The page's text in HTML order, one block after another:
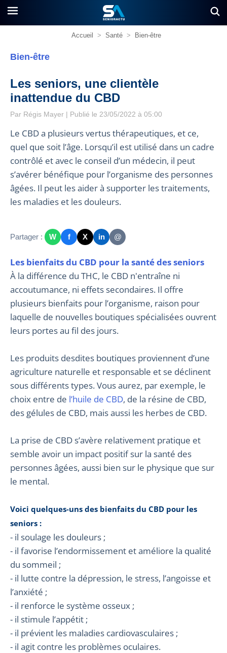
Accueil > Santé > Bien-être
Bien-être
Les seniors, une clientèle
inattendue du CBD
Par Régis Mayer | Publié le 23/05/2022 à 05:00
Le CBD a plusieurs vertus thérapeutiques, et ce,
quel que soit l’âge. Lorsqu’il est utilisé dans un cadre
contrôlé et avec le conseil d’un médecin, il peut
s’avérer bénéfique pour l’organisme des personnes
âgées. Il peut les aider à supporter les traitements,
les maladies et les douleurs.
Partager : W f X in @
Les bienfaits du CBD pour la santé des seniors
À la différence du THC, le CBD n'entraîne ni
accoutumance, ni effets secondaires. Il offre
plusieurs bienfaits pour l’organisme, raison pour
laquelle de nouvelles boutiques spécialisées ouvrent
leurs portes au fil des jours.
Les produits desdites boutiques proviennent d’une
agriculture naturelle et responsable et se déclinent
sous différents types. Vous aurez, par exemple, le
choix entre de l’huile de CBD, de la résine de CBD,
des gélules de CBD, mais aussi les herbes de CBD.
La prise de CBD s’avère relativement pratique et
semble avoir un impact positif sur la santé des
personnes âgées, aussi bien sur le physique que sur
le mental.
Voici quelques-uns des bienfaits du CBD pour les
seniors :
- il soulage les douleurs ;
- il favorise l’endormissement et améliore la qualité
du sommeil ;
- il lutte contre la dépression, le stress, l’angoisse et
l’anxiété ;
- il renforce le système osseux ;
- il stimule l’appétit ;
- il prévient les maladies cardiovasculaires ;
- il agit contre les problèmes oculaires.